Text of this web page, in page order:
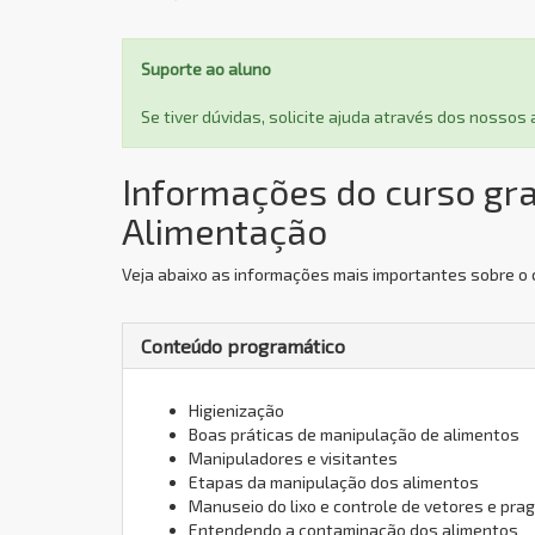
Suporte ao aluno
Se tiver dúvidas, solicite ajuda através dos
Informações do curso
Alimentação
Veja abaixo as informações mais importantes sobre
Conteúdo programático
Higienização
Boas práticas de manipulação de alimentos
Manipuladores e visitantes
Etapas da manipulação dos alimentos
Manuseio do lixo e controle de vetores e
Entendendo a contaminação dos alimentos